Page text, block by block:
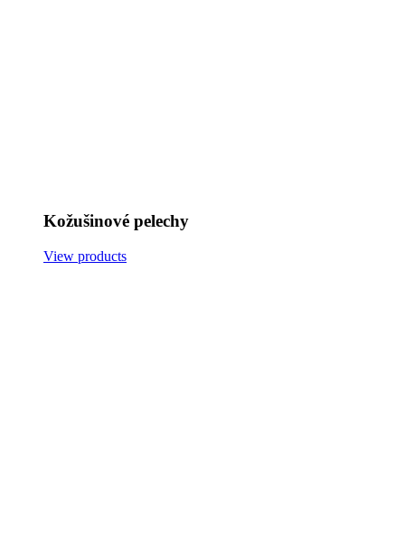
Kožušinové pelechy
View products